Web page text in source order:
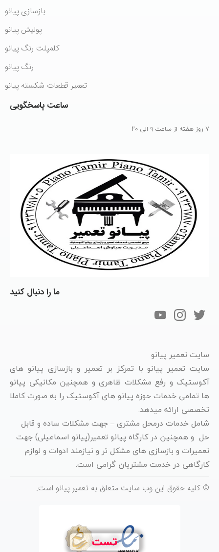
بازسازی پیانو
پولیش پیانو
کلمپلت رنگ پیانو
رنگ پیانو
تعمیر قطعات شکسته پیانو
ساعت پاسخگویی
۷ روز هفته از ساعت ۹ الی ۲۰
مارادنبال کنید
سایت تعمیر پیانو
سایت تعمیر پیانو با تمرکز بر تعمیر و بازسازی پیانو های
آکوستیک و رفع مشکلات ظاهری و همچنین مکانیکی پیانو
ها تمامی خدمات حوزه پیانو های آکوستیک را به صورت کاملا
تخصصی ارائه میدهد.
شامل خدمات درمحل مشتری – جهت مشکلات ساده و قابل
حل و همچنین در کارگاه پیانو تعمیر(پیانو اسماعیلی) جهت
تعمیرات و بازسازی های مشکل تر و نیازمند ادوات و لوازم
کارگاهی در خدمت مشتریان گرامی است.
© کلیه حقوق این وب سایت متعلق به تعمیر پیانو است.